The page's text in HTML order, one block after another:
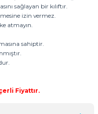
sağlayan bir kılıftır.
izin vermez.
atmayın.
sahiptir.
Fiyattır.